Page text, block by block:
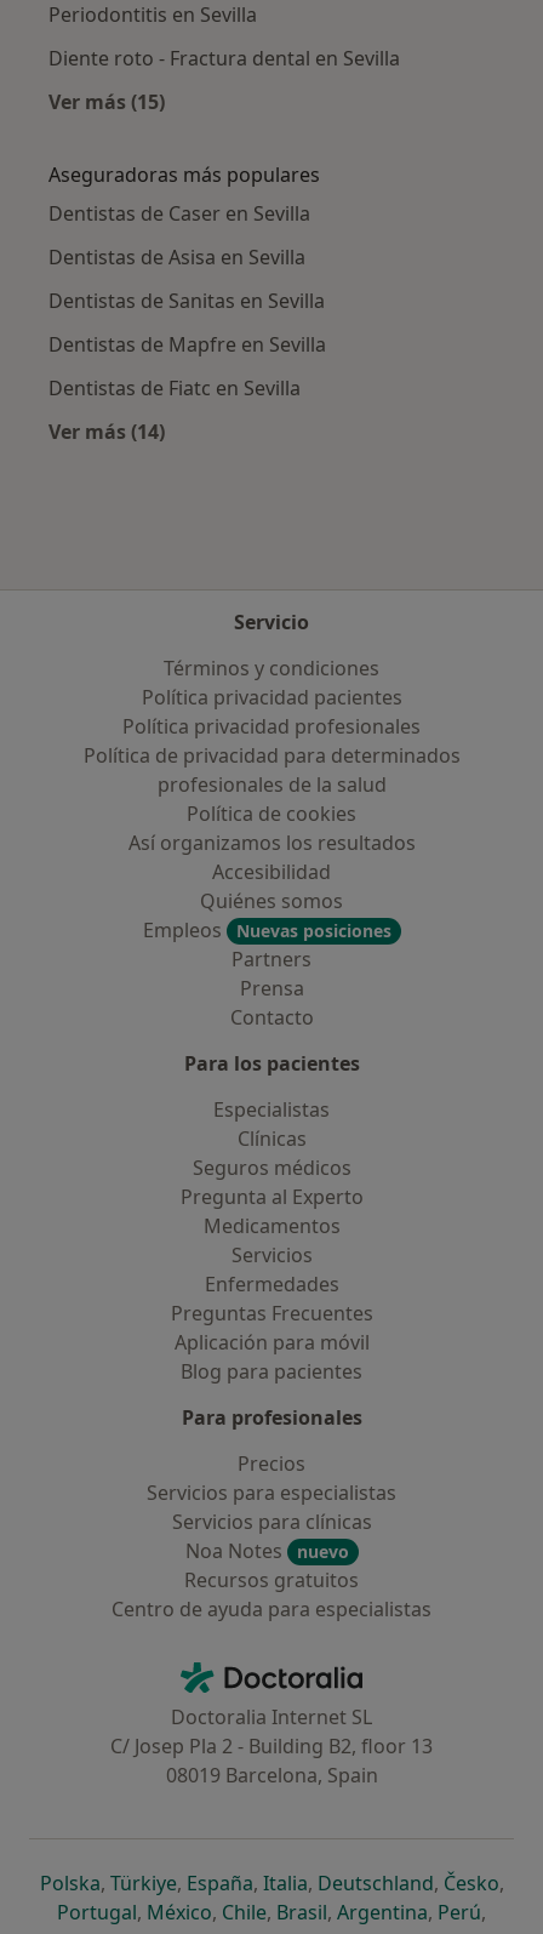
Periodontitis en Sevilla
Diente roto - Fractura dental en Sevilla
Ver más (15)
Aseguradoras más populares
Dentistas de Caser en Sevilla
Dentistas de Asisa en Sevilla
Dentistas de Sanitas en Sevilla
Dentistas de Mapfre en Sevilla
Dentistas de Fiatc en Sevilla
Ver más (14)
Servicio
Términos y condiciones
Política privacidad pacientes
Política privacidad profesionales
Política de privacidad para determinados
profesionales de la salud
Política de cookies
Así organizamos los resultados
Accesibilidad
Quiénes somos
Empleos
Nuevas posiciones
Partners
Prensa
Contacto
Para los pacientes
Especialistas
Clínicas
Seguros médicos
Pregunta al Experto
Medicamentos
Servicios
Enfermedades
Preguntas Frecuentes
Aplicación para móvil
Blog para pacientes
Para profesionales
Precios
Servicios para especialistas
Servicios para clínicas
Noa Notes
nuevo
Recursos gratuitos
Centro de ayuda para especialistas
Doctoralia - Página de inicio
Doctoralia Internet SL
C/ Josep Pla 2 - Building B2, floor 13
08019 Barcelona, Spain
Polskase abre en una nueva pestaña
, Türkiyese abre en una nueva pestaña
, Españase abre en una nueva pestaña
, Italiase abre en una nueva
, Deutschlandse abre en
, Českose
,
Portugalse abre en una nueva pestaña
, Méxicose abre en una nueva pestaña
, Chilese abre en una nueva pestaña
, Brasilse abre en una nueva
, Argentinase abre en
, Perúse
,